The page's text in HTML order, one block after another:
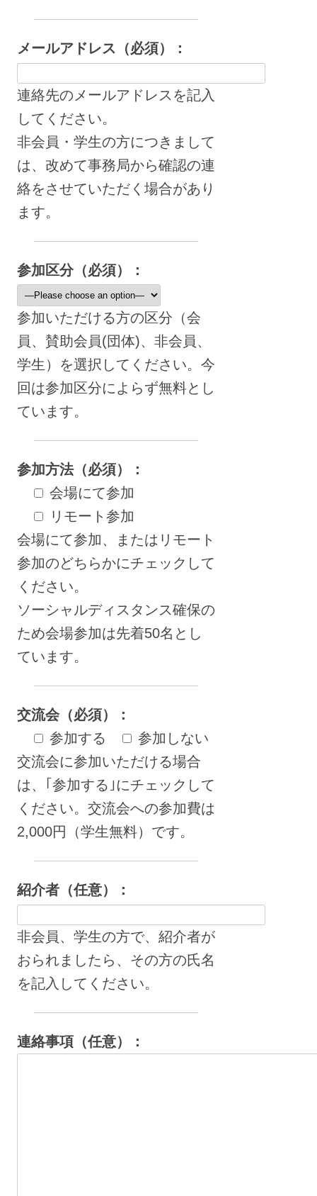
メールアドレス（必須）：
連絡先のメールアドレスを記入
してください。
非会員・学生の方につきまして
は、改めて事務局から確認の連
絡をさせていただく場合があり
ます。
参加区分（必須）：
参加いただける方の区分（会
員、賛助会員(団体)、非会員、
学生）を選択してください。今
回は参加区分によらず無料とし
ています。
参加方法（必須）：
会場にて参加
リモート参加
会場にて参加、またはリモート
参加のどちらかにチェックして
ください。
ソーシャルディスタンス確保の
ため会場参加は先着50名とし
ています。
交流会（必須）：
参加する
参加しない
交流会に参加いただける場合
は、｢参加する｣にチェックして
ください。交流会への参加費は
2,000円（学生無料）です。
紹介者（任意）：
非会員、学生の方で、紹介者が
おられましたら、その方の氏名
を記入してください。
連絡事項（任意）：